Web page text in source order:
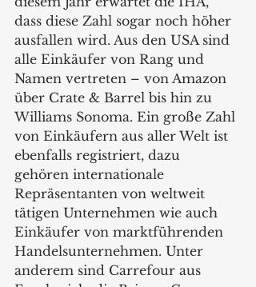
dass diese Zahl sogar noch höher
ausfallen wird. Aus den USA sind
alle Einkäufer von Rang und
Namen vertreten – von Amazon
über Crate & Barrel bis hin zu
Williams Sonoma. Ein große Zahl
von Einkäufern aus aller Welt ist
ebenfalls registriert, dazu
gehören internationale
Repräsentanten von weltweit
tätigen Unternehmen wie auch
Einkäufer von marktführenden
Handelsunternehmen. Unter
anderem sind Carrefour aus